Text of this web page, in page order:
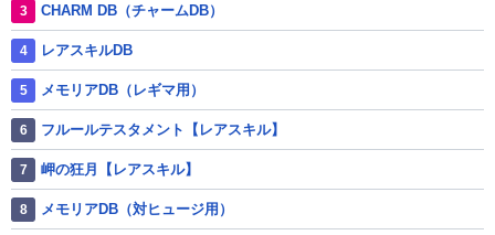
CHARM DB（チャームDB）
レアスキルDB
メモリアDB（レギマ用）
フルールテスタメント【レアスキル】
岬の狂月【レアスキル】
メモリアDB（対ヒュージ用）